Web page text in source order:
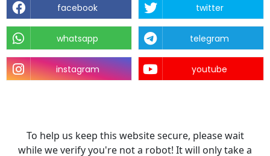
facebook twitter
whatsapp telegram
instagram youtube